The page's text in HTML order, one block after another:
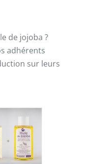
de jojoba ?
adhérents
sur leurs